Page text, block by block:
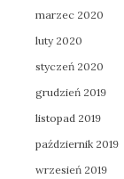
marzec 2020
luty 2020
styczeń 2020
grudzień 2019
listopad 2019
październik 2019
wrzesień 2019